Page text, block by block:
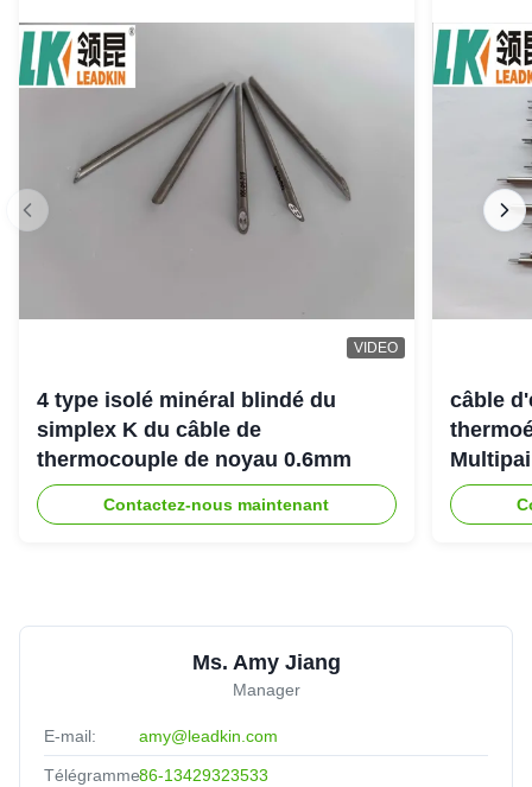
VIDEO
4 type isolé minéral blindé du
simplex K du câble de
thermocouple de noyau 0.6mm
Contactez-nous maintenant
câble
Ms. Amy Jiang
Manager
E-mail: amy@leadkin.com
Télégramme:86-13429323533